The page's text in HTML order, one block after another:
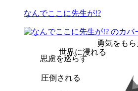
なんでここに先生が!?
勇気をもら
圧倒される
思慮を巡らす
世界に浸れる